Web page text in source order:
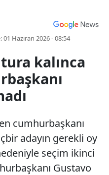
01 Haziran 2026 - 08:54
kalınca
cumhurbaşkanı
adayın gerekli oy
seçim ikinci
Gustavo